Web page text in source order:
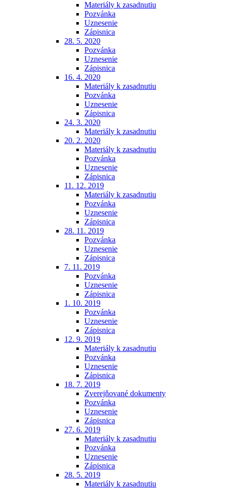
Materiály k zasadnutiu
Pozvánka
Uznesenie
Zápisnica
28. 5. 2020
Pozvánka
Uznesenie
Zápisnica
16. 4. 2020
Materiály k zasadnutiu
Pozvánka
Uznesenie
Zápisnica
24. 3. 2020
Materiály k zasadnutiu
20. 2. 2020
Materiály k zasadnutiu
Pozvánka
Uznesenie
Zápisnica
11. 12. 2019
Materiály k zasadnutiu
Pozvánka
Uznesenie
Zápisnica
28. 11. 2019
Pozvánka
Uznesenie
Zápisnica
7. 11. 2019
Pozvánka
Uznesenie
Zápisnica
1. 10. 2019
Pozvánka
Uznesenie
Zápisnica
12. 9. 2019
Materiály k zasadnutiu
Pozvánka
Uznesenie
Zápisnica
18. 7. 2019
Zverejňované dokumenty
Pozvánka
Uznesenie
Zápisnica
27. 6. 2019
Materiály k zasadnutiu
Pozvánka
Uznesenie
Zápisnica
28. 5. 2019
Materiály k zasadnutiu